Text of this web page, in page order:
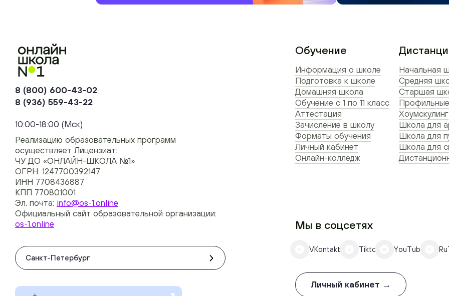
8 (800) 600-43-02
8 (936) 559-43-22
10:00-18:00 (Мск)
Реализацию образовательных программ
осуществляет Лицензиат:
ЧУ ДО «ОНЛАЙН-ШКОЛА №1»
ОГРН: 1247700392147
ИНН 7708436887
КПП 770801001
Эл. почта: info@os-1.online
Официальный сайт образовательной организации:
os-1.online
Санкт-Петербург
Обучение
Информация о школе
Подготовка к школе
Домашняя школа
Обучение с 1 по 11 класс
Аттестация
Зачисление в школу
Форматы обучения
Личный кабинет
Онлайн-колледж
Начальная
Средняя
Старшая
Хоумскулинг
Школа для
Школа для
Школа для
Мы в соцсетях
VKontakte Tiktok YouTube
Личный кабинет →